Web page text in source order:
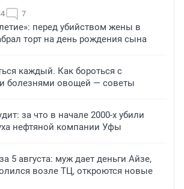
7
перед убийством жены в
торт на день рождения сына
каждый. Как бороться с
болезнями овощей — советы
за что в начале 2000-х убили
нефтяной компании Уфы
5 августа: муж дает деньги Айзе,
возле ТЦ, откроются новые